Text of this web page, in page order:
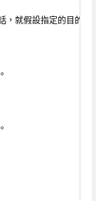
就假設指定的目的一